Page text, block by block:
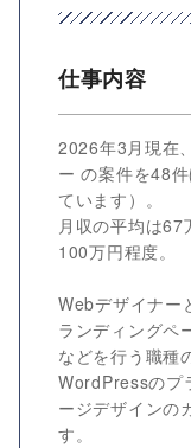
仕事内容
2026年3月現在
ー の案件を48
ています）。
月収の平均は67
100万円程度。
Webデザイナー
ランディングペ
などを行う職種
WordPressのプ
ージデザインの
す。